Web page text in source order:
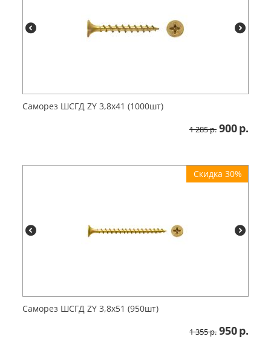
Саморез ШСГД ZY 3,8х41 (1000шт)
1 285р. 900р.
Скидка 30%
Саморез ШСГД ZY 3,8х51 (950шт)
1 355р. 950р.